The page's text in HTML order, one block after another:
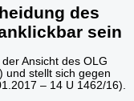
des
sein
Ansicht des OLG
und stellt sich gegen
– 14 U 1462/16).